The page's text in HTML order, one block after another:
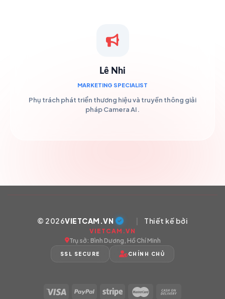
Lê Nhi
MARKETING SPECIALIST
Phụ trách phát triển thương hiệu và truyền thông giải
pháp Camera AI.
© 2026VIETCAM.VN | Thiết kế bởi
VIETCAM.VN
Trụ sở: Bình Dương, Hồ Chí Minh
SSL SECURE CHÍNH CHỦ